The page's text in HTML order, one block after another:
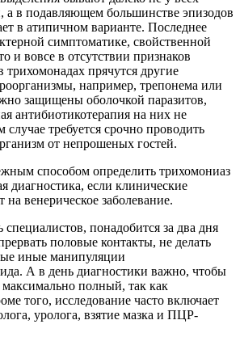
в подавляющем большинстве эпизодов
в атипичном варианте. Последнее
симптоматике, свойственной
и вовсе в отсутствии признаков
трихомонадах прячутся другие
например, трепонема или
защищены оболочкой паразитов,
антибиотикотерапия на них не
случае требуется срочно проводить
от непрошеных гостей.
способом определить трихомониаз
диагностика, если клинические
венерическое заболевание.
понадобится за два дня
половые контакты, не делать
иные манипуляции
А в день диагностики важно, чтобы
полный, так как
того, исследование часто включает
уролога, взятие мазка и ПЦР-